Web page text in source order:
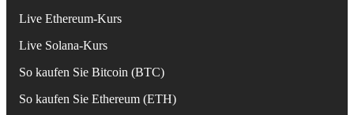
Live Ethereum-Kurs
Live Solana-Kurs
So kaufen Sie Bitcoin (BTC)
So kaufen Sie Ethereum (ETH)